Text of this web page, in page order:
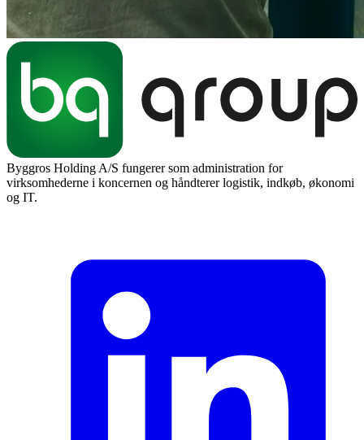
Byggros Holding A/S fungerer som administration for
virksomhederne i koncernen og håndterer logistik, indkøb, økonomi
og IT.